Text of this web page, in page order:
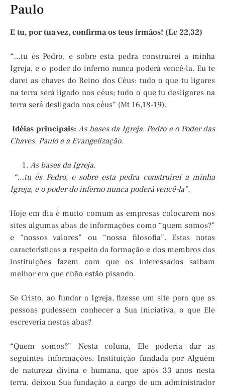
Paulo
E tu, por tua vez, confirma os teus irmãos! (Lc 22,32)
“…tu és Pedro, e sobre esta pedra construirei a minha
Igreja, e o poder do inferno nunca poderá vencê-la. Eu te
darei as chaves do Reino dos Céus: tudo o que tu ligares
na terra será ligado nos céus; tudo o que tu desligares na
terra será desligado nos céus” (Mt 16,18-19).
Idéias principais:As bases da Igreja. Pedro e o Poder das
Chaves. Paulo e a Evangelização.
As bases da Igreja.
“…tu és Pedro, e sobre esta pedra construirei a minha
Igreja, e o poder do inferno nunca poderá vencê-la”.
Hoje em dia é muito comum as empresas colocarem nos
sites algumas abas de informações como “quem somos?”
e “nossos valores” ou “nossa filosofia”. Estas notas
características a respeito da formação e dos membros das
instituições fazem com que os interessados saibam
melhor em que chão estão pisando.
Se Cristo, ao fundar a Igreja, fizesse um site para que as
pessoas pudessem conhecer a Sua iniciativa, o que Ele
escreveria nestas abas?
“Quem somos?” Nesta coluna, Ele poderia dar as
seguintes informações: Instituição fundada por Alguém
de natureza divina e humana, que após 33 anos nesta
terra, deixou Sua fundação a cargo de um administrador